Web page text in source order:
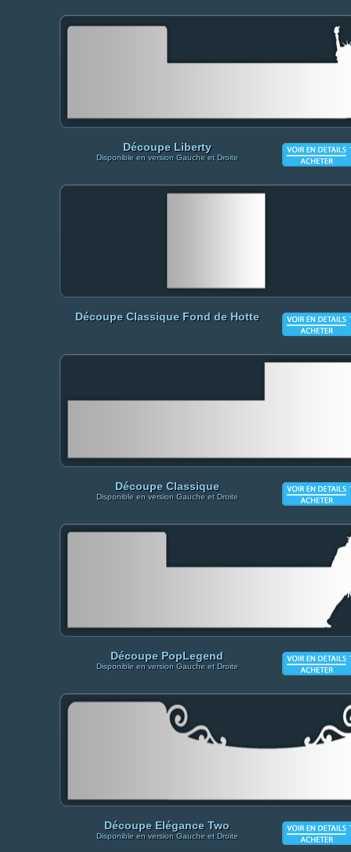
Découpe Liberty
Disponible en version Gauche et Droite
Découpe Classique Fond de Hotte
Découpe Classique
Disponible en version Gauche et Droite
Découpe PopLegend
Disponible en version Gauche et Droite
Découpe Elégance Two
Disponible en version Gauche et Droite